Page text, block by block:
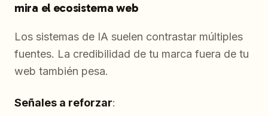
mira el ecosistema web
Los sistemas de IA suelen contrastar múltiples
fuentes. La credibilidad de tu marca fuera de tu
web también pesa.
Señales a reforzar: